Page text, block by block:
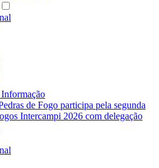
de Fogo participa pela segunda
Intercampi 2026 com delegação